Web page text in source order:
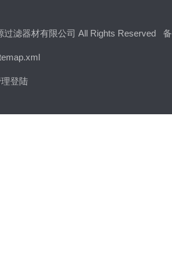
过滤器材有限公司 All Rights Reserved
登陆